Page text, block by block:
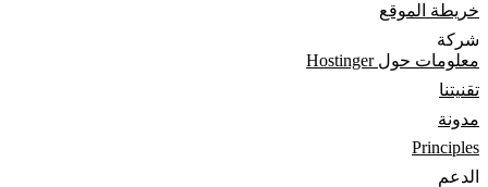
خريطة الموقع
شركة
معلومات حول Hostinger
تقنيتنا
مدونة
Principles
الدعم